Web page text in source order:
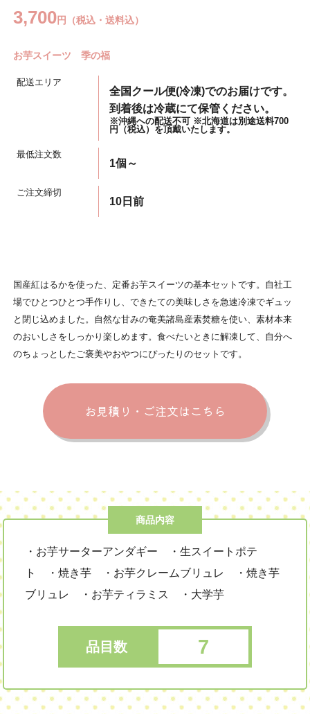
3,700円（税込・送料込）
お芋スイーツ 季の福
配送エリア
全国クール便(冷凍)でのお届けです。
到着後は冷蔵にて保管ください。
※沖縄への配送不可 ※北海道は別途送料700
円（税込）を頂戴いたします。
最低注文数
1個～
ご注文締切
10日前
国産紅はるかを使った、定番お芋スイーツの基本セットです。自社工
場でひとつひとつ手作りし、できたての美味しさを急速冷凍でギュッ
と閉じ込めました。自然な甘みの奄美諸島産素焚糖を使い、素材本来
のおいしさをしっかり楽しめます。食べたいときに解凍して、自分へ
のちょっとしたご褒美やおやつにぴったりのセットです。
お見積り・ご注文はこちら
商品内容
・お芋サーターアンダギー ・生スイートポテ
ト ・焼き芋 ・お芋クレームブリュレ ・焼き芋
ブリュレ ・お芋ティラミス ・大学芋
品目数 7